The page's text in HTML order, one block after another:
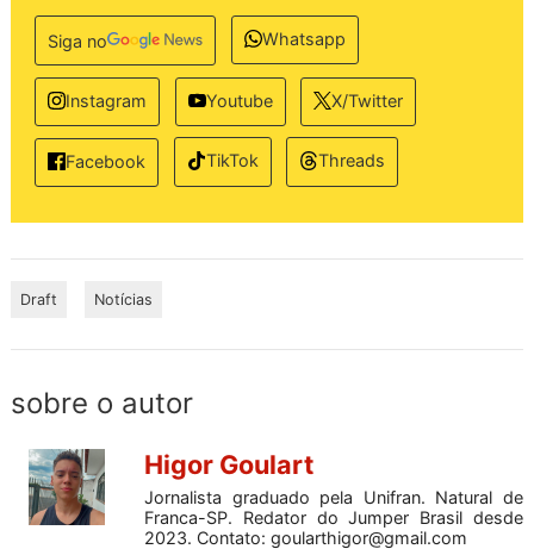
Siga no Whatsapp
Instagram Youtube X/Twitter
Facebook TikTok Threads
Draft Notícias
sobre o autor
Higor Goulart
Jornalista graduado pela Unifran. Natural de
Franca-SP. Redator do Jumper Brasil desde
2023. Contato: goularthigor@gmail.com